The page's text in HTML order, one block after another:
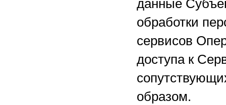
обработки
сервисов
доступа к
образом.